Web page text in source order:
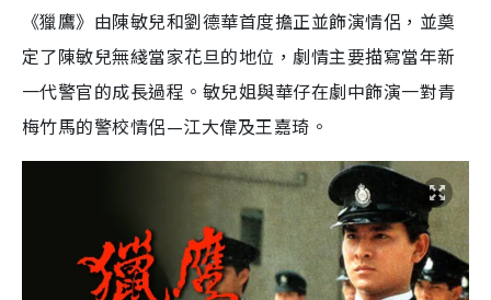
《獵鷹》由陳敏兒和劉德華首度擔正並飾演情侶，並奠
定了陳敏兒無綫當家花旦的地位，劇情主要描寫當年新
一代警官的成長過程。敏兒姐與華仔在劇中飾演一對青
梅竹馬的警校情侶—江大偉及王嘉琦。